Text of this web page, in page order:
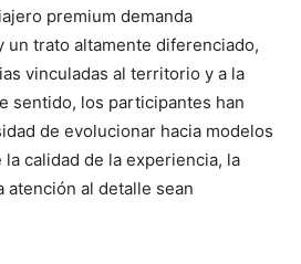
premium demanda
trato altamente diferenciado,
vinculadas al territorio y a la
sentido, los participantes han
de evolucionar hacia modelos
calidad de la experiencia, la
al detalle sean